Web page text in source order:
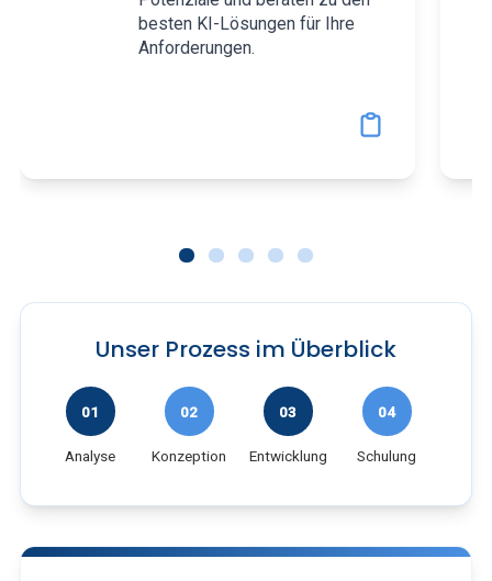
besten KI-Lösungen für Ihre
Anforderungen.
Unser Prozess im Überblick
01
Analyse
02
Konzeption
03
Entwicklung
04
Schulung